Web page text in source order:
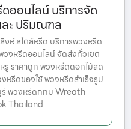
ออนไลน์ บริการจัด
ละ ปริมณฑล
ห์ สไตล์หรีด บริการพวงหรีด
งหรีดออนไลน์ จัดส่งทั่วเขต
รู ราคาถูก พวงหรีดดอกไม้สด
รีดของใช้ พวงหรีดสำเร็จรูป
พวงหรีดกทม Wreath
Thailand